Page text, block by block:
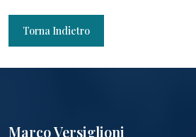
Torna Indietro
Marco Versiglioni